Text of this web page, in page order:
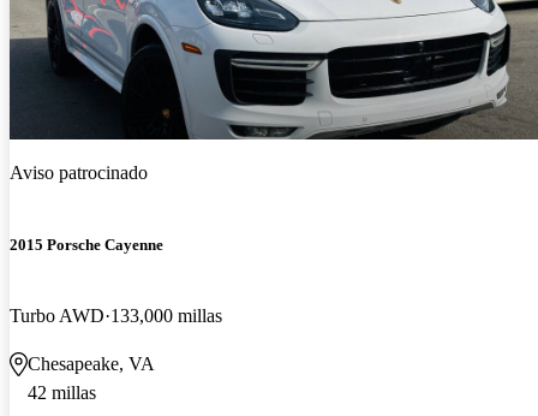
Aviso patrocinado
2015 Porsche Cayenne
Turbo AWD 133,000 millas
Chesapeake, VA
42 millas